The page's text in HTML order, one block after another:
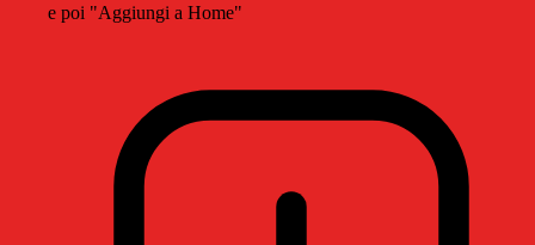
e poi "Aggiungi a Home"